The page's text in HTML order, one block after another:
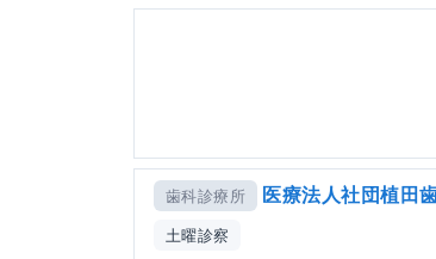
歯科診療所 医療法人社団植田
土曜診察